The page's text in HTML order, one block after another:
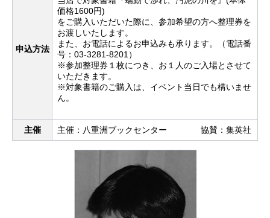
申込方法
価格1600円)
をご購入いただいた際に、参加希望の方へ整理券を
お渡しいたします。
また、お電話によるお申込みも承ります。（電話番
号：03-3281-8201）
※参加整理券１枚につき、お１人のご入場とさせて
いただきます。
※対象書籍のご購入は、イベント当日でも構いませ
ん。
主催 主催：八重洲ブックセンター 協賛：集英社